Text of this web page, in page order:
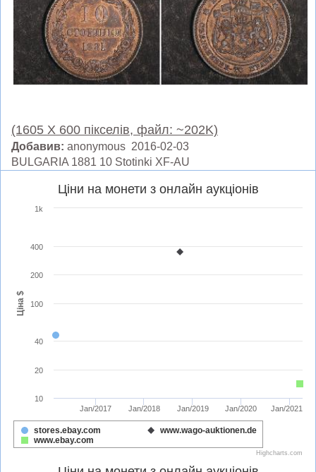
(1605 X 600 пікселів, файл: ~202K)
Добавив: anonymous 2016-02-03
BULGARIA 1881 10 Stotinki XF-AU